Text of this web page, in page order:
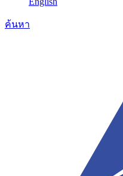
ค้นหา